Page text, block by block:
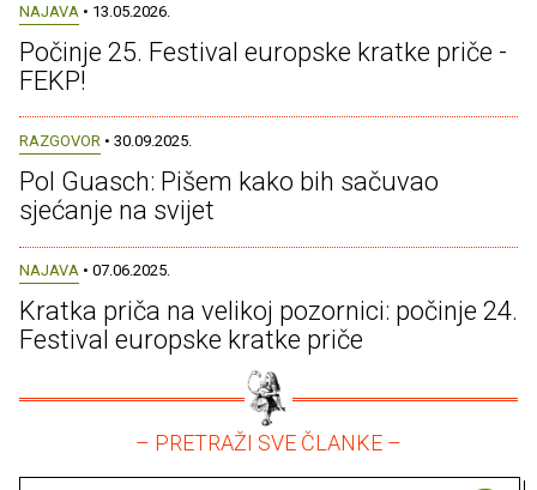
NAJAVA • 13.05.2026.
Počinje 25. Festival europske kratke priče -
FEKP!
RAZGOVOR • 30.09.2025.
Pol Guasch: Pišem kako bih sačuvao
sjećanje na svijet
NAJAVA • 07.06.2025.
Kratka priča na velikoj pozornici: počinje 24.
Festival europske kratke priče
– PRETRAŽI SVE ČLANKE –